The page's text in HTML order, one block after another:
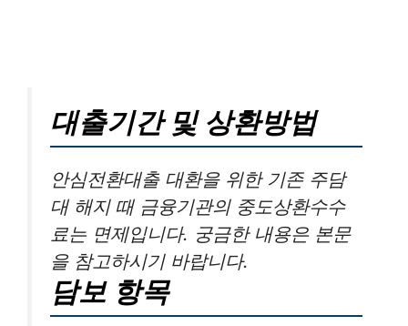
대출기간 및 상환방법
안심전환대출 대환을 위한 기존 주담
대 해지 때 금융기관의 중도상환수수
료는 면제입니다. 궁금한 내용은 본문
을 참고하시기 바랍니다.
담보 항목